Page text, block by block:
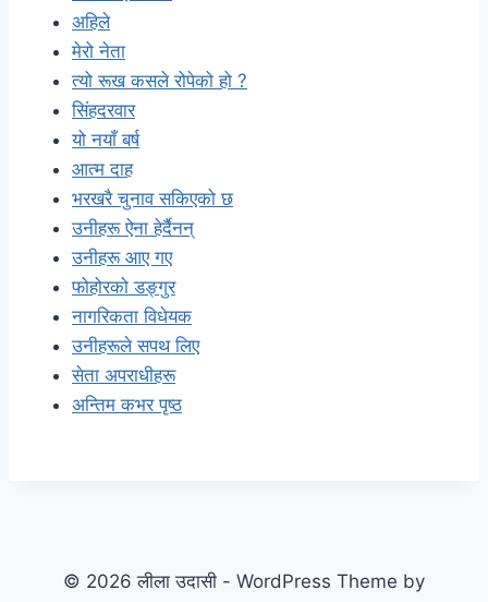
अहिले
मेरो नेता
त्यो रूख कसले रोपेको हो ?
सिंहदरवार
यो नयाँ बर्ष
आत्म दाह
भरखरै चुनाव सकिएको छ
उनीहरू ऐना हेर्दैनन्
उनीहरू आए गए
फोहोरको डङ्गुर
नागरिकता विधेयक
उनीहरूले सपथ लिए
सेता अपराधीहरू
अन्तिम कभर पृष्ठ
© 2026 लीला उदासी - WordPress Theme by